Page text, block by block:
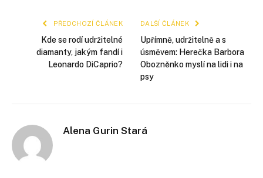
PŘEDCHOZÍ ČLÁNEK
Kde se rodí udržitelné
diamanty, jakým fandí i
Leonardo DiCaprio?
DALŠÍ ČLÁNEK
Upřímně, udržitelně a s
úsměvem: Herečka Barbora
Obozněnko myslí na lidi i na
psy
Alena Gurin Stará